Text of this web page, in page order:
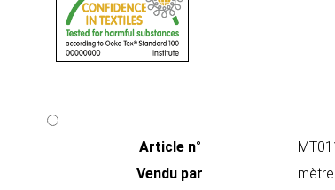
Article n°
Vendu par
mètre